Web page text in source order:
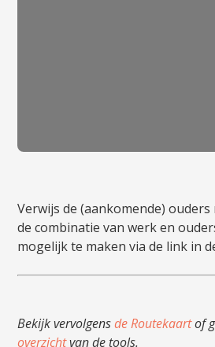
Verwijs de (aankomende)
de combinatie van werk en
mogelijk te maken via de link in
Bekijk vervolgensde Routekaartof
overzichtvan de tools.